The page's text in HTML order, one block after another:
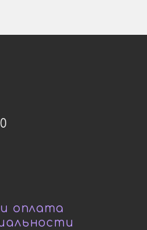
оплата